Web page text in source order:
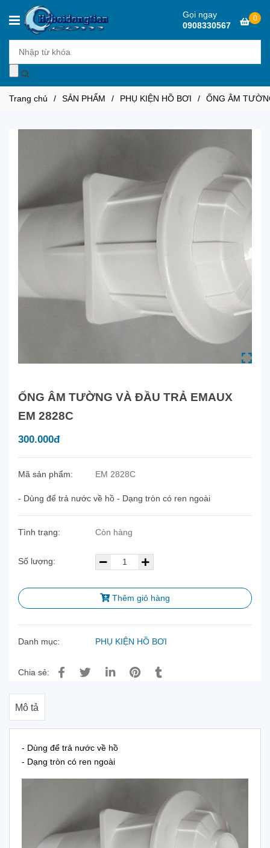
Gọi ngay
0908330567
0
Trang chủ / SẢN PHẨM / PHỤ KIỆN HỒ BƠI / ỐNG ÂM
ỐNG ÂM TƯỜNG VÀ ĐẦU TRẢ EMAUX
EM 2828C
300.000đ
Mã sản phẩm: EM 2828C
- Dùng để trả nước về hồ - Dạng tròn có ren ngoài
Tình trạng: Còn hàng
Số lượng:
Thêm giỏ hàng
Danh mục: PHỤ KIỆN HỒ BƠI
Chia sẻ:
Mô tả
- Dùng để trả nước về hồ
- Dạng tròn có ren ngoài